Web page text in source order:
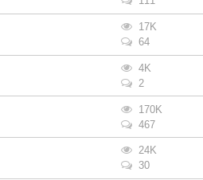
17K
64
4K
2
170K
467
24K
30